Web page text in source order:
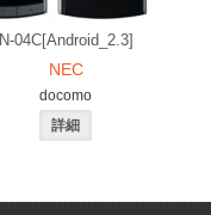
N-04C[Android_2.3]
NEC
docomo